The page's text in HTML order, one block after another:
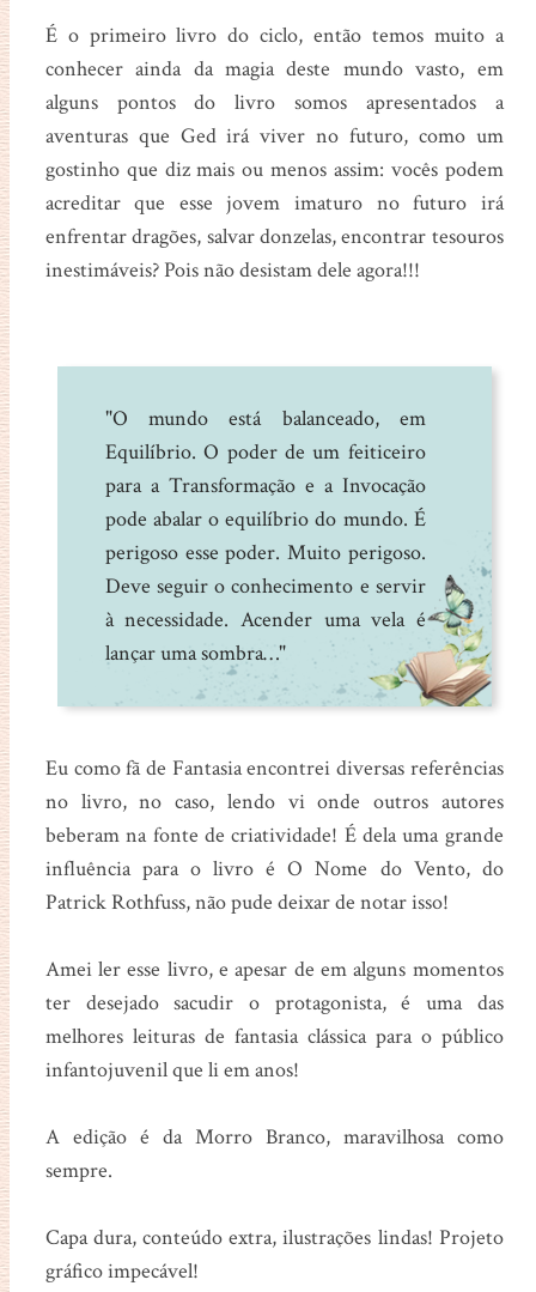
É o primeiro livro do ciclo, então temos muito a
conhecer ainda da magia deste mundo vasto, em
alguns pontos do livro somos apresentados a
aventuras que Ged irá viver no futuro, como um
gostinho que diz mais ou menos assim: vocês podem
acreditar que esse jovem imaturo no futuro irá
enfrentar dragões, salvar donzelas, encontrar tesouros
inestimáveis? Pois não desistam dele agora!!!
"O mundo está balanceado, em
Equilíbrio. O poder de um feiticeiro
para a Transformação e a Invocação
pode abalar o equilíbrio do mundo. É
perigoso esse poder. Muito perigoso.
Deve seguir o conhecimento e servir
à necessidade. Acender uma vela é
lançar uma sombra…"
Eu como fã de Fantasia encontrei diversas referências
no livro, no caso, lendo vi onde outros autores
beberam na fonte de criatividade! É dela uma grande
influência para o livro é O Nome do Vento, do
Patrick Rothfuss, não pude deixar de notar isso!
Amei ler esse livro, e apesar de em alguns momentos
ter desejado sacudir o protagonista, é uma das
melhores leituras de fantasia clássica para o público
infantojuvenil que li em anos!
A edição é da Morro Branco, maravilhosa como
sempre.
Capa dura, conteúdo extra, ilustrações lindas! Projeto
gráfico impecável!